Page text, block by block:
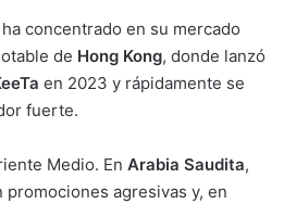
concentrado en su mercado
de Hong Kong, donde lanzó
en 2023 y rápidamente se
fuerte.
Medio. En Arabia Saudita,
promociones agresivas y, en